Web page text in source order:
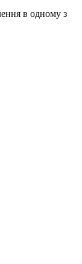
в одному з